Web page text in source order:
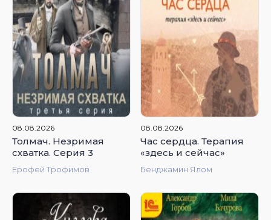
4.65
08.08.2026
Толмач. Незримая
схватка. Серия 3
Ерофей Трофимов
4.86
08.08.2026
Час сердца. Терапия
«здесь и сейчас»
Бенджамин Ялом